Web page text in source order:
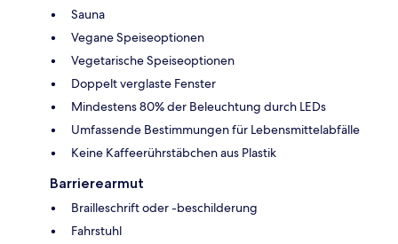
Sauna
Vegane Speiseoptionen
Vegetarische Speiseoptionen
Doppelt verglaste Fenster
Mindestens 80% der Beleuchtung durch LEDs
Umfassende Bestimmungen für Lebensmittelabfälle
Keine Kaffeerührstäbchen aus Plastik
Barrierearmut
Brailleschrift oder -beschilderung
Fahrstuhl